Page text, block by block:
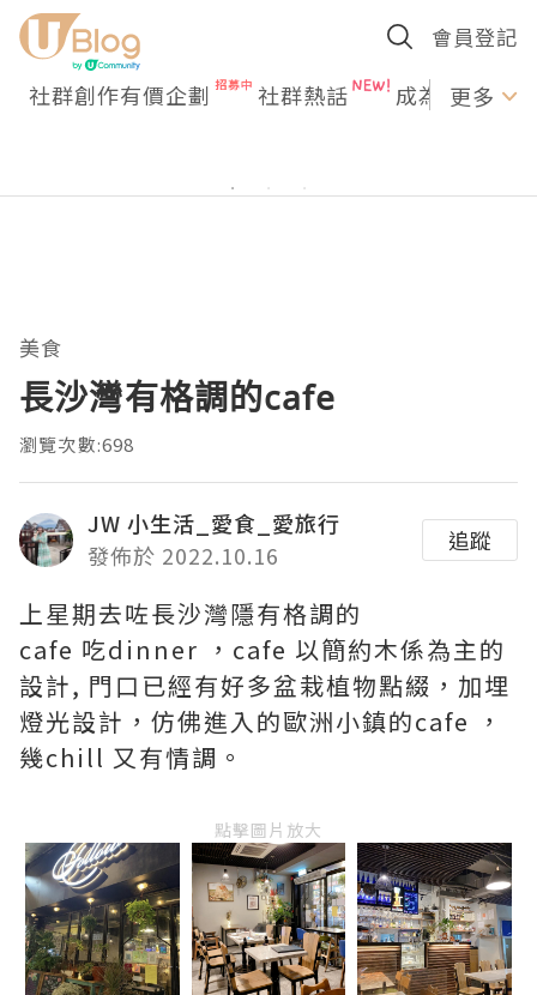
會員登記
社群創作有價企劃 社群熱話 成為U更多
美食
長沙灣有格調的cafe
瀏覽次數:698
JW 小生活_愛食_愛旅行
發佈於 2022.10.16
追蹤
上星期去咗長沙灣隱有格調的
cafe 吃dinner ，cafe 以簡約木係為主的
設計, 門口已經有好多盆栽植物點綴，加埋
燈光設計，仿佛進入的歐洲小鎮的cafe ，
幾chill 又有情調。
點擊圖片放大